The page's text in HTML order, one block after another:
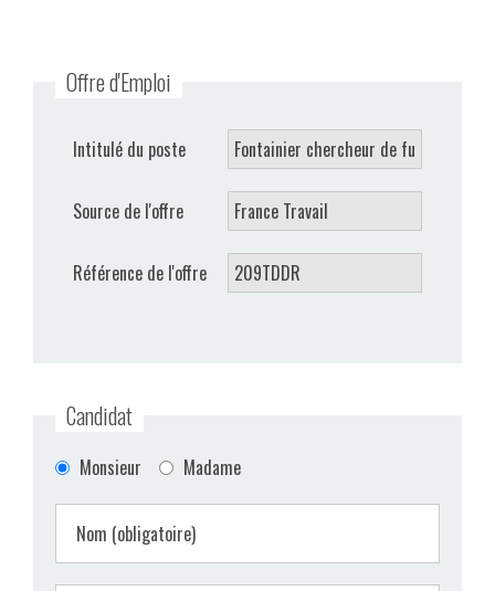
PUBLICATIONS
ESPACE PRESSE
VIDÉOS
Offre d'Emploi
Intitulé du poste
Source de l'offre
Référence de l'offre
Candidat
Monsieur Madame
Nom (obligatoire)